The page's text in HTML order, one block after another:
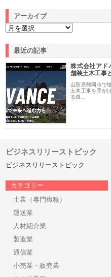
アーカイブ
最近の記事
株式会社アド
舗装土木工事
山形県鶴岡市で
土木工事を手が
る道…
ビジネスリリーストピック
ビジネスリリーストピック
カテゴリー
士業（専門職種）
運送業
人材紹介業
製造業
通信業
小売業・販売業